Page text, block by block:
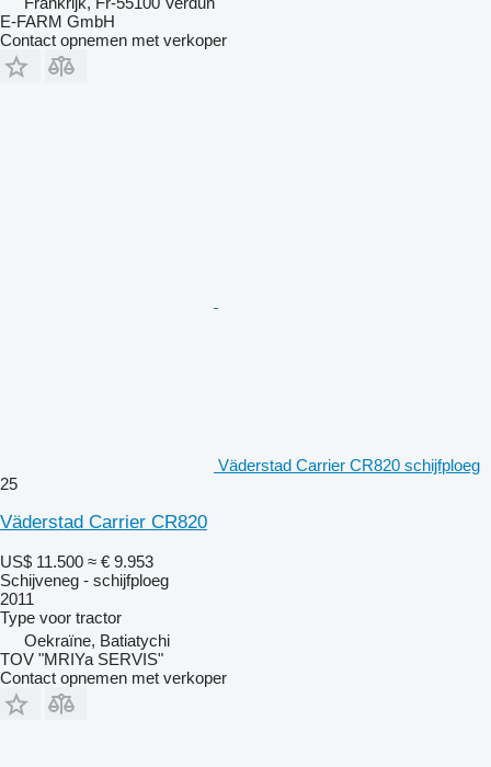
E-FARM GmbH
Contact opnemen met verkoper
Väderstad Carrier CR820 schijfploeg
25
Väderstad Carrier CR820
US$ 11.500 ≈ € 9.953
Schijveneg - schijfploeg
2011
Type voor tractor
Oekraïne, Batiatychi
TOV "MRIYa SERVIS"
Contact opnemen met verkoper